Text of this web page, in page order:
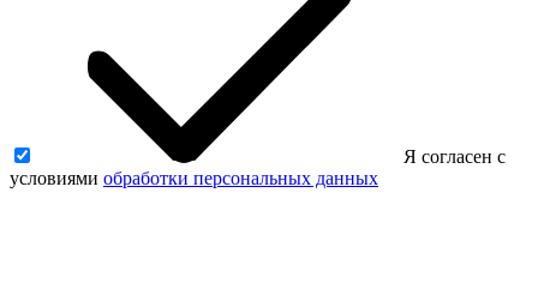
Я согласен с
условиями обработки персональных данных